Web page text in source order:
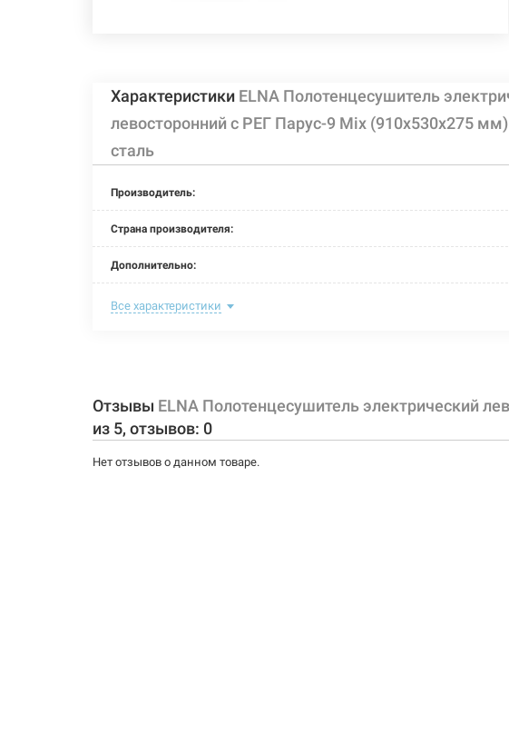
Характеристики ELNA Полотенцесушитель
левосторонний с РЕГ Парус-9 Mix (910х530х275
сталь
Производитель:
Страна производителя:
Дополнительно:
Цвет:
Высота:
Все характеристики
Отзывы ELNA Полотенцесушитель электрический
из 5, отзывов: 0
Нет отзывов о данном товаре.